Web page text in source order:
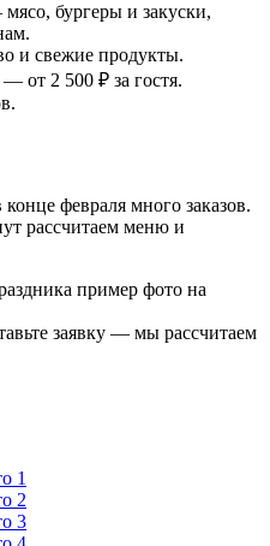
бургеры и закуски,
и свежие продукты.
от 2 500 ₽ за гостя.
февраля много заказов.
рассчитаем меню и
заявку — мы рассчитаем